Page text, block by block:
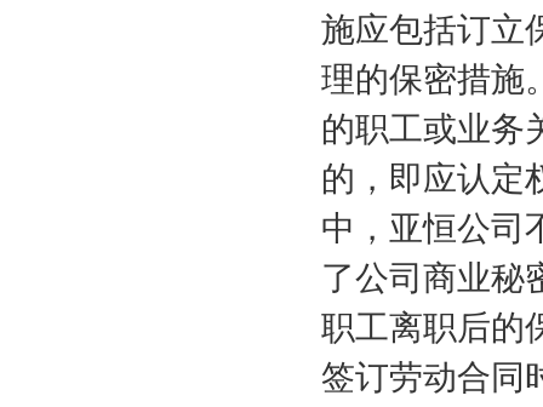
施应包括订立
理的保密措施
的职工或业务
的，即应认定
中，亚恒公司
了公司商业秘
职工离职后的
签订劳动合同